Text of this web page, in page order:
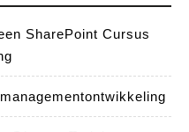
SharePoint Cursus